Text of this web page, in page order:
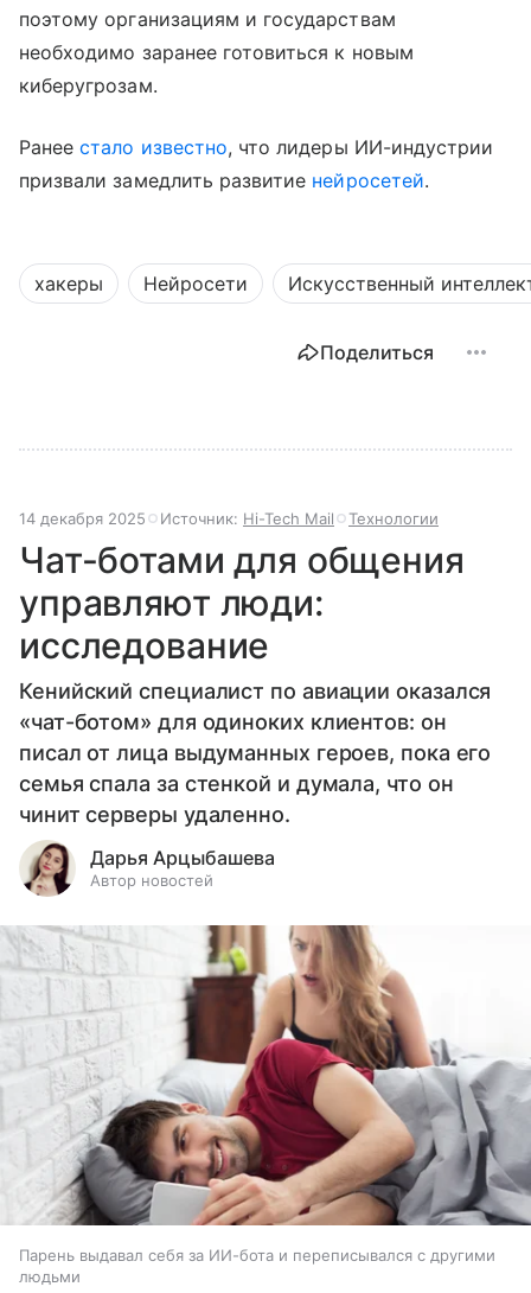
поэтому организациям и государствам
необходимо заранее готовиться к новым
киберугрозам.
Ранеестало известно, что лидеры ИИ-индустрии
призвали замедлить развитие нейросетей.
хакеры Нейросети Искусственный
Поделиться
14 декабря 2025 Источник: Hi-Tech Mail Технологии
Чат-ботами для общения
управляют люди:
исследование
Кенийский специалист по авиации оказался
«чат-ботом» для одиноких клиентов: он
писал от лица выдуманных героев, пока его
семья спала за стенкой и думала, что он
чинит серверы удаленно.
Дарья Арцыбашева
Автор новостей
Парень выдавал себя за ИИ-бота и переписывался с другими
людьми